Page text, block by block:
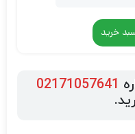
خرید
02171057641